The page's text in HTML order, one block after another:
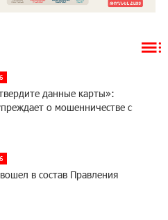
данные карты»:
о мошенничестве с
в состав Правления